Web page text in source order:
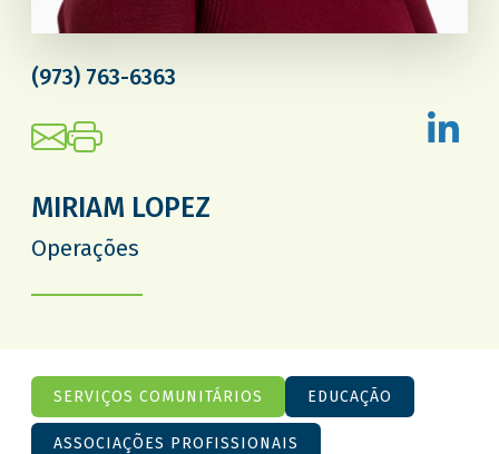
(973) 763-6363
MIRIAM LOPEZ
Operações
SERVIÇOS COMUNITÁRIOS EDUCAÇÃO
ASSOCIAÇÕES PROFISSIONAIS